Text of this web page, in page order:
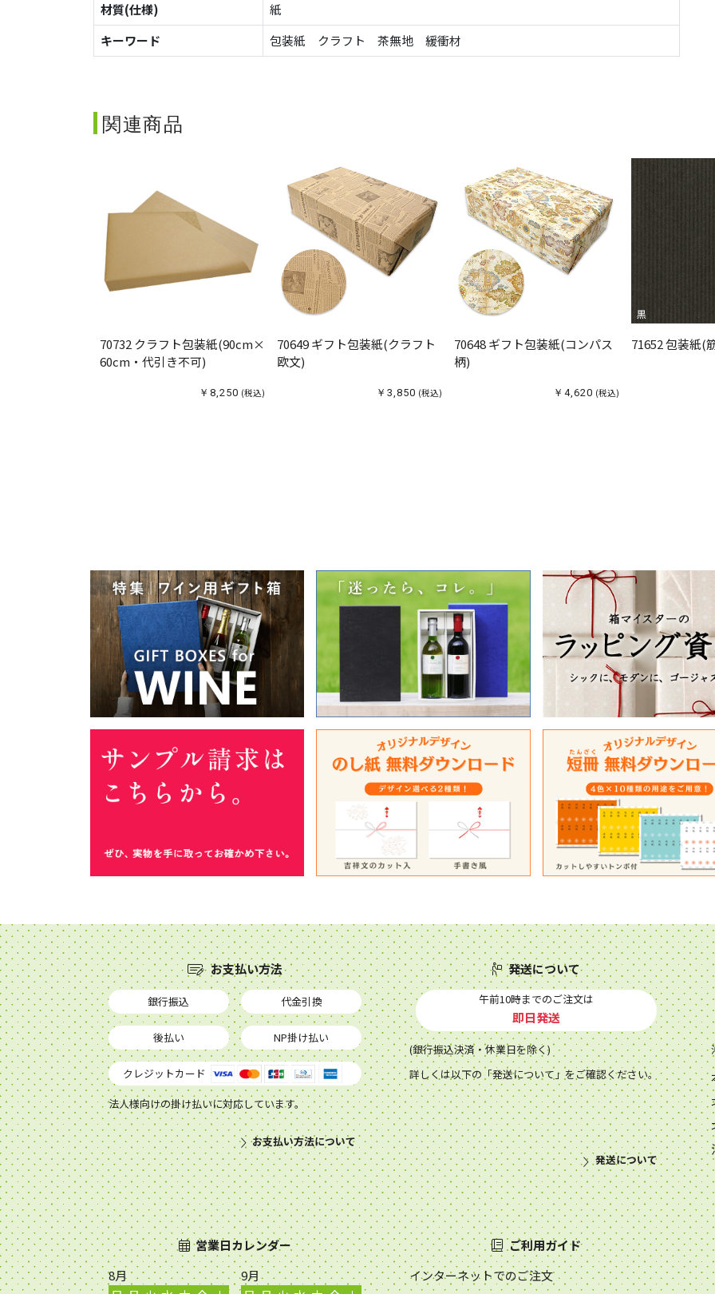
材質(仕様)
紙
キーワード
包装紙 クラフト 茶無地 緩衝材
関連商品
70732 クラフト包装紙(90cm×
60cm・代引き不可)
￥8,250 (税込)
70649 ギフト包装紙(クラフト
欧文)
￥3,850 (税込)
70648 ギフト包装紙(コンパス
柄)
￥4,620 (税込)
71652 包装紙(
お支払い方法
銀行振込 代金引換
後払い NP掛け払い
クレジットカード
法人様向けの掛け払いに対応しています。
お支払い方法について
発送について
午前10時までのご注文は
即日発送
(銀行振込決済・休業日を除く)
詳しくは以下の「発送について」をご確認ください。
発送について
営業日カレンダー
8月
9月
ご利用ガイド
インターネットでのご注文